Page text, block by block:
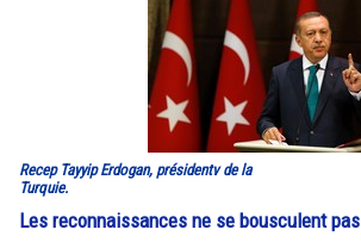
Recep Tayyip Erdogan, présidentv de la
Turquie.
Les reconnaissances ne se bousculent pas